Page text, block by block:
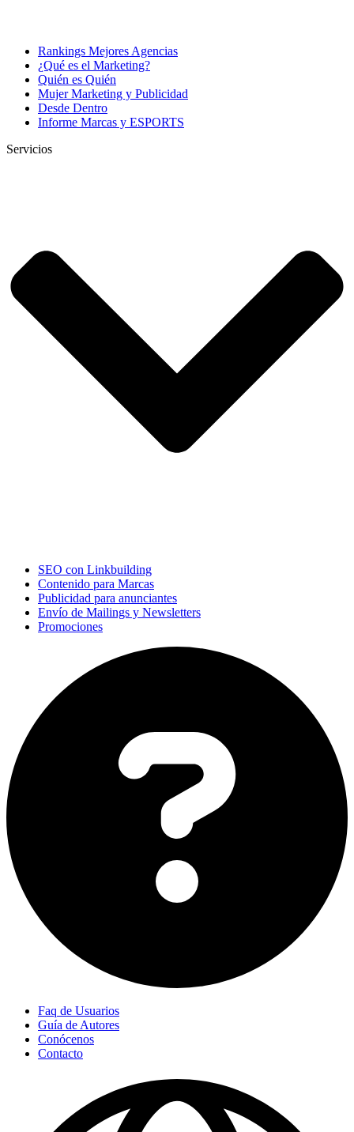
Rankings Mejores Agencias
¿Qué es el Marketing?
Quién es Quién
Mujer Marketing y Publicidad
Desde Dentro
Informe Marcas y ESPORTS
Servicios
SEO con Linkbuilding
Contenido para Marcas
Publicidad para anunciantes
Envío de Mailings y Newsletters
Promociones
Faq de Usuarios
Guía de Autores
Conócenos
Contacto